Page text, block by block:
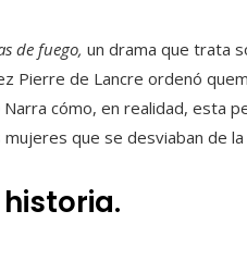
de fuego, un drama que trata
Pierre de Lancre ordenó
Narra cómo, en realidad, esta
que se desviaban de la